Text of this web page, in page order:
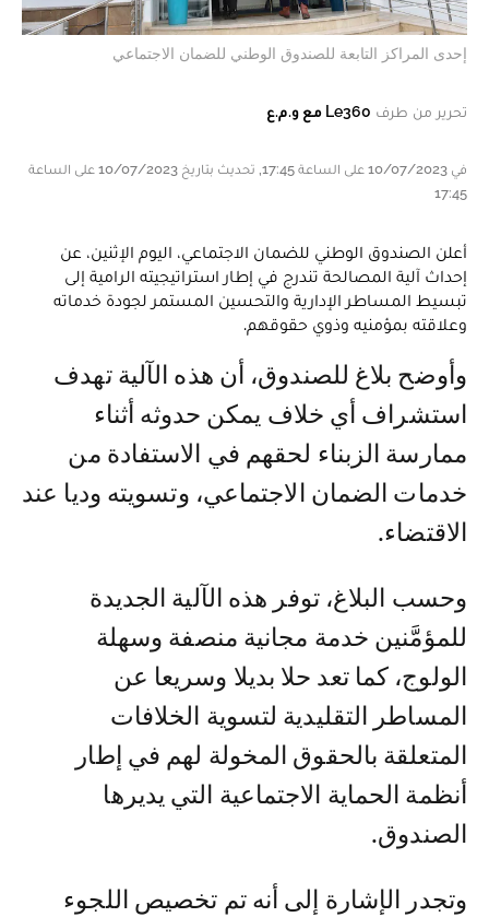
إحدى المراكز التابعة للصندوق الوطني للضمان الاجتماعي
تحرير من طرف Le360 مع و.م.ع
في 10/07/2023 على الساعة 17:45, تحديث بتاريخ 10/07/2023 على الساعة
17:45
أعلن الصندوق الوطني للضمان الاجتماعي، اليوم الإثنين، عن
إحداث آلية المصالحة تندرج في إطار استراتيجيته الرامية إلى
تبسيط المساطر الإدارية والتحسين المستمر لجودة خدماته
وعلاقته بمؤمنيه وذوي حقوقهم.
وأوضح بلاغ للصندوق، أن هذه الآلية تهدف
استشراف أي خلاف يمكن حدوثه أثناء
ممارسة الزبناء لحقهم في الاستفادة من
خدمات الضمان الاجتماعي، وتسويته وديا عند
الاقتضاء.
وحسب البلاغ، توفر هذه الآلية الجديدة
للمؤمَّنين خدمة مجانية منصفة وسهلة
الولوج، كما تعد حلا بديلا وسريعا عن
المساطر التقليدية لتسوية الخلافات
المتعلقة بالحقوق المخولة لهم في إطار
أنظمة الحماية الاجتماعية التي يديرها
الصندوق.
وتجدر الإشارة إلى أنه تم تخصيص اللجوء